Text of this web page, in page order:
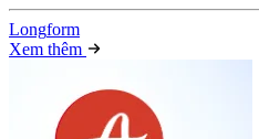
Longform
Xem thêm